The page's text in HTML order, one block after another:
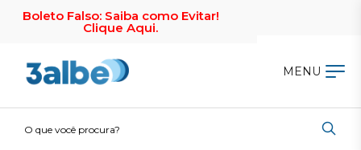
Boleto Falso: Saiba como Evitar!
Clique Aqui.
MENU